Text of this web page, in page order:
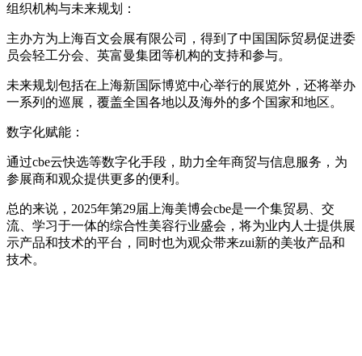
组织机构与未来规划：
主办方为上海百文会展有限公司，得到了中国国际贸易促进委
员会轻工分会、英富曼集团等机构的支持和参与。
未来规划包括在上海新国际博览中心举行的展览外，还将举办
一系列的巡展，覆盖全国各地以及海外的多个国家和地区。
数字化赋能：
通过cbe云快选等数字化手段，助力全年商贸与信息服务，为
参展商和观众提供更多的便利。
总的来说，2025年第29届上海美博会cbe是一个集贸易、交
流、学习于一体的综合性美容行业盛会，将为业内人士提供展
示产品和技术的平台，同时也为观众带来zui新的美妆产品和
技术。